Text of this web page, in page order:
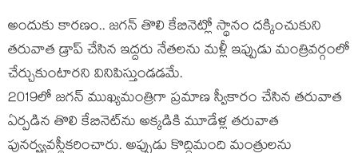
అందుకు కారణం.. జగన్ తొలి కేబినెట్లో స్థానం దక్కించుకుని
తరువాత డ్రాప్ చేసిన ఇద్దరు నేతలను మళ్లీ ఇప్పుడు మంత్రివర్గంలో
చేర్చుకుంటారని వినిపిస్తుండడమే.
2019లో జగన్ ముఖ్యమంత్రిగా ప్రమాణ స్వీకారం చేసిన తరువాత
ఏర్పడిన తొలి కేబినెట్‌ను అక్కడికి మూడేళ్ల తరువాత
పునర్వ్యవస్థీకరించారు. అప్పుడు కొద్దిమంది మంత్రులను